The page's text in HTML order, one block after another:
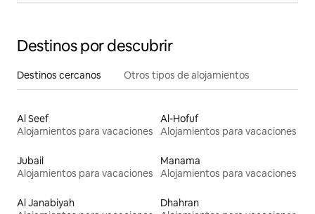
Destinos por descubrir
Destinos cercanos Otros tipos de alojamientos
Al Seef
Alojamientos para vacaciones
Al-Hofuf
Alojamientos para vacaciones
Jubail
Alojamientos para vacaciones
Manama
Alojamientos para vacaciones
Al Janabiyah
Dhahran